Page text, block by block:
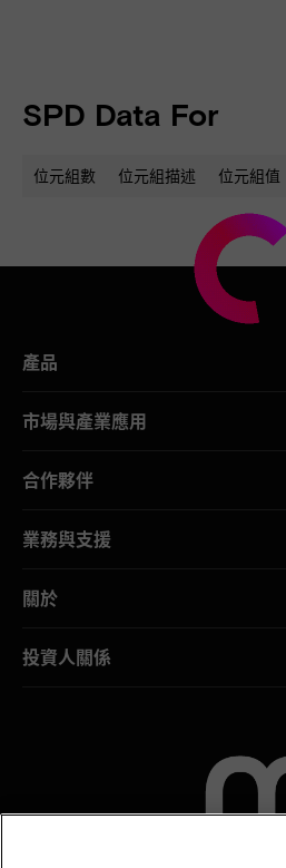
SPD Data For
位元組數 位元組描述 位元組值
產品
市場與產業應用
合作夥伴
業務與支援
關於
投資人關係